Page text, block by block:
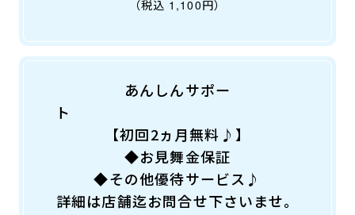
店舗へのお問い合わせ
（税込 1,100円）
あんしんサポー
ト
【初回2ヵ月無料♪】
◆お見舞金保証
◆その他優待サービス♪
詳細は店舗迄お問合せ下さいませ。